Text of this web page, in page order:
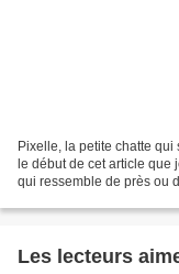
Pixelle, la petite chatte
le début de cet article que
qui ressemble de près ou
Les lecteurs